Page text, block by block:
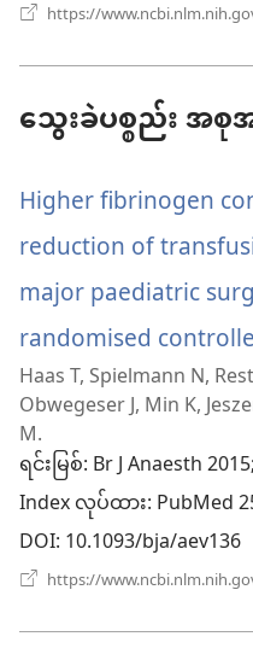
https://
သွေးခဲပစ္စည်း အစု
Higher fibrinogen
reduction of
major paediatric
randomised
Haas T, Spielmann N,
Obwegeser J, Min K,
M.
ရင်းမြစ်‎: Br J Anaesth
Index လုပ်ထား‎: PubMed
DOI‎: 10.1093/bja/aev136
https://